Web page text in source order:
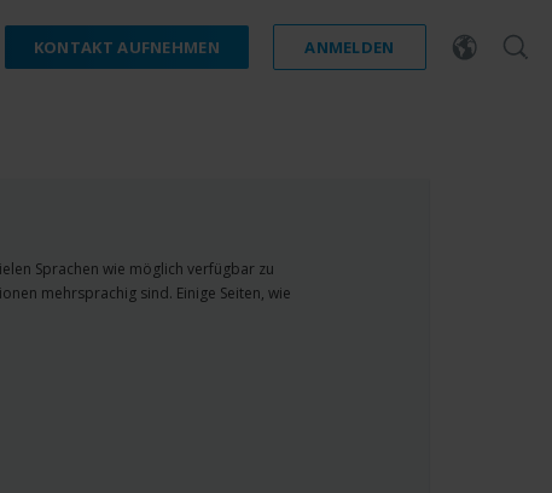
KONTAKT AUFNEHMEN ANMELDEN
Sprachen wie möglich verfügbar zu
mehrsprachig sind. Einige Seiten, wie